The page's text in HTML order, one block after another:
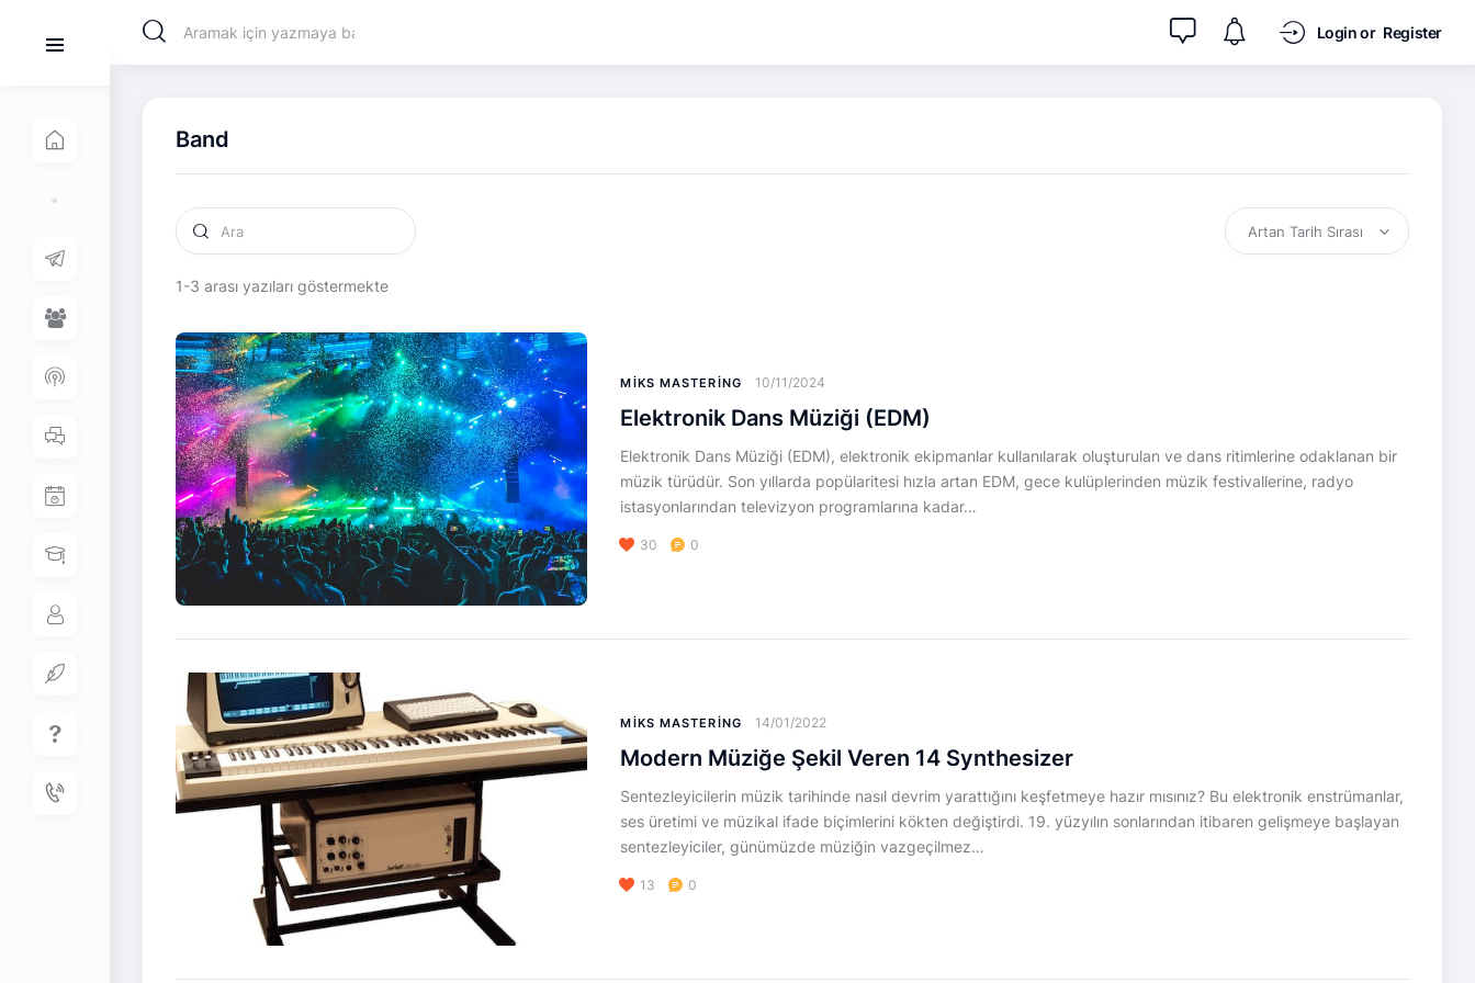
Login or Register
Band
1-3 arası yazıları göstermekte
MIKS MASTERING 10/11/2024
Elektronik Dans Müziği (EDM)
Elektronik Dans Müziği (EDM), elektronik ekipmanlar kullanılarak oluşturulan ve dans ritimlerine odaklanan bir
müzik türüdür. Son yıllarda popülaritesi hızla artan EDM, gece kulüplerinden müzik festivallerine, radyo
istasyonlarından televizyon programlarına kadar…
30 0
MIKS MASTERING 14/01/2022
Modern Müziğe Şekil Veren 14 Synthesizer
Sentezleyicilerin müzik tarihinde nasıl devrim yarattığını keşfetmeye hazır mısınız? Bu elektronik enstrümanlar,
ses üretimi ve müzikal ifade biçimlerini kökten değiştirdi. 19. yüzyılın sonlarından itibaren gelişmeye başlayan
sentezleyiciler, günümüzde müziğin vazgeçilmez…
13 0